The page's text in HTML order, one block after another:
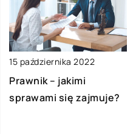
15 października 2022
Prawnik – jakimi
sprawami się zajmuje?